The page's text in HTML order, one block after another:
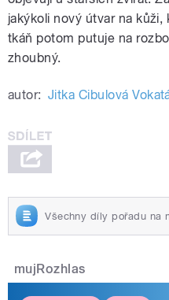
jakýkoli nový útvar na
tkáň potom putuje na
zhoubný.
autor: Jitka Cibulová
Všechny díly pořadu na
mujRozhlas